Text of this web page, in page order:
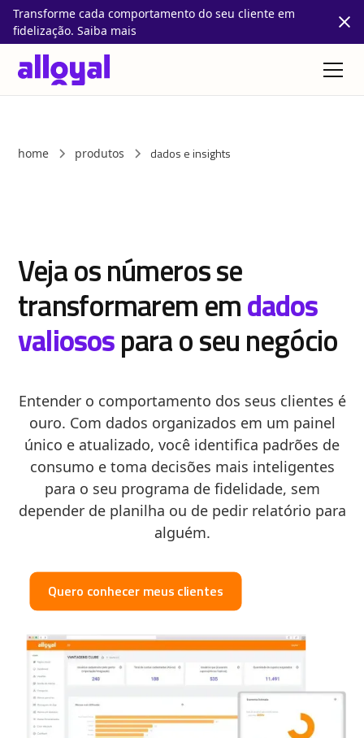
Transforme cada comportamento do seu cliente em
fidelização. Saiba mais
home produtos dados e insights
Veja os números se
transformarem emdados
valiosospara o seu negócio
Entender o comportamento dos seus clientes é
ouro. Com dados organizados em um painel
único e atualizado, você identifica padrões de
consumo e toma decisões mais inteligentes
para o seu programa de fidelidade, sem
depender de planilha ou de pedir relatório para
alguém.
Quero conhecer meus clientes